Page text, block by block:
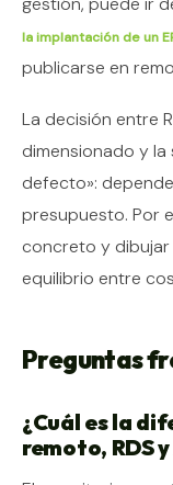
la implantación de un
publicarse en
La decisión entre
dimensionado y
defecto»:
presupuesto. Por
concreto y
equilibrio entre
Preguntas
¿Cuál es la
remoto, RDS